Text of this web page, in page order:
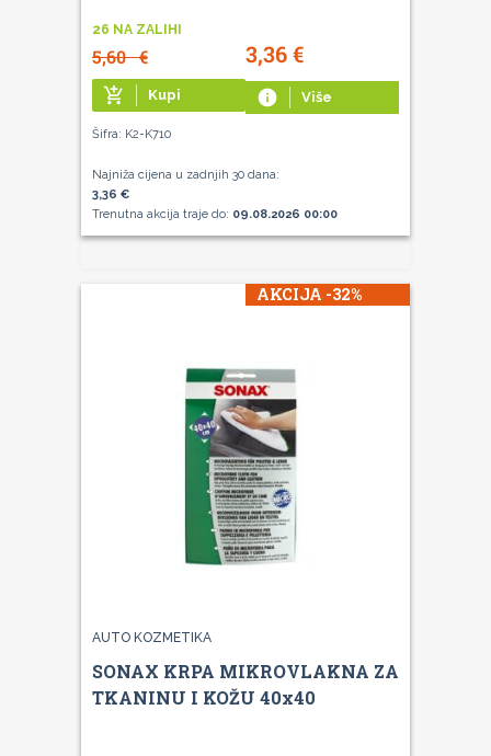
26 NA ZALIHI
5,60€ 3,36€
add_shopping_cart Kupi info Više
Šifra: K2-K710
Najniža cijena u zadnjih 30 dana:
3,36 €
Trenutna akcija traje do: 09.08.2026 00:00
AKCIJA -32%
AUTO KOZMETIKA
SONAX KRPA MIKROVLAKNA ZA
TKANINU I KOŽU 40x40